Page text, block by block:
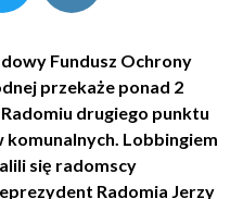
Fundusz Ochrony
przekaże ponad 2
drugiego punktu
Lobbingiem
się radomscy
Radomia Jerzy